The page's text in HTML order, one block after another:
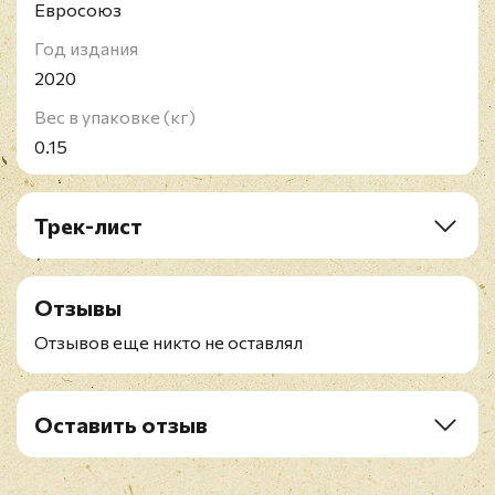
Евросоюз
Год издания
2020
Вес в упаковке (кг)
0.15
Трек-лист
1. HWY 666
2. Black Eyes Blue
3. Samantha’s Gone
4. Meine Lux
6. Silverfish
7. Kansas
8. Culture Head
9. Everybody Dies On My Birthday
Отзывы
Отзывов еще никто не оставлял
Оставить отзыв